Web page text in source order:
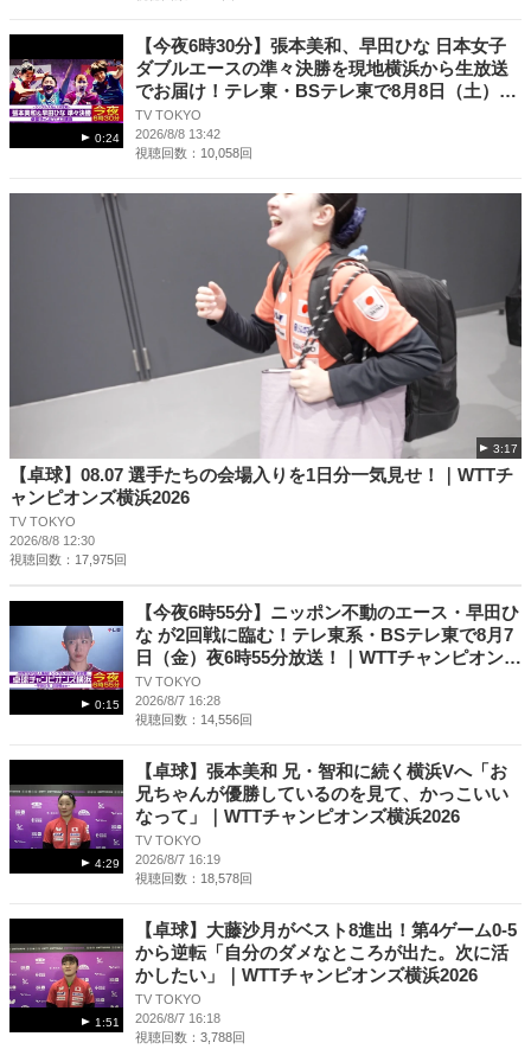
0:24
【今夜6時30分】張本美和、早田ひな 日本女子
ダブルエースの準々決勝を現地横浜から生放送
でお届け！テレ東・BSテレ東で8月8日（土）夜
6時30分生中継！｜WTTチャンピオンズ横浜
2026
TV TOKYO
2026/8/8 13:42
視聴回数：10,058回
3:17
【卓球】08.07 選手たちの会場入りを1日分一気見せ！｜WTTチ
ャンピオンズ横浜2026
TV TOKYO
2026/8/8 12:30
視聴回数：17,975回
0:15
【今夜6時55分】ニッポン不動のエース・早田ひ
な が2回戦に臨む！テレ東系・BSテレ東で8月7
日（金）夜6時55分放送！｜WTTチャンピオンズ
横浜2026
TV TOKYO
2026/8/7 16:28
視聴回数：14,556回
4:29
【卓球】張本美和 兄・智和に続く横浜Vへ「お
兄ちゃんが優勝しているのを見て、かっこいい
なって」｜WTTチャンピオンズ横浜2026
TV TOKYO
2026/8/7 16:19
視聴回数：18,578回
1:51
【卓球】大藤沙月がベスト8進出！第4ゲーム0-5
から逆転「自分のダメなところが出た。次に活
かしたい」｜WTTチャンピオンズ横浜2026
TV TOKYO
2026/8/7 16:18
視聴回数：3,788回